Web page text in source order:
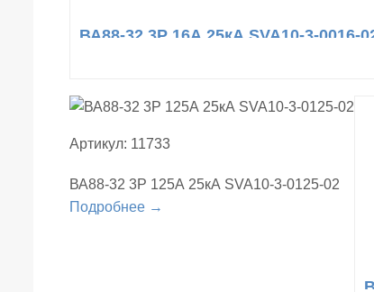
ВА88-32 3Р 16А 25кА SVA10-3-0016-
Артикул: 11733
ВА88-32 3Р 125А 25кА SVA10-3-0125-02
Подробнее →